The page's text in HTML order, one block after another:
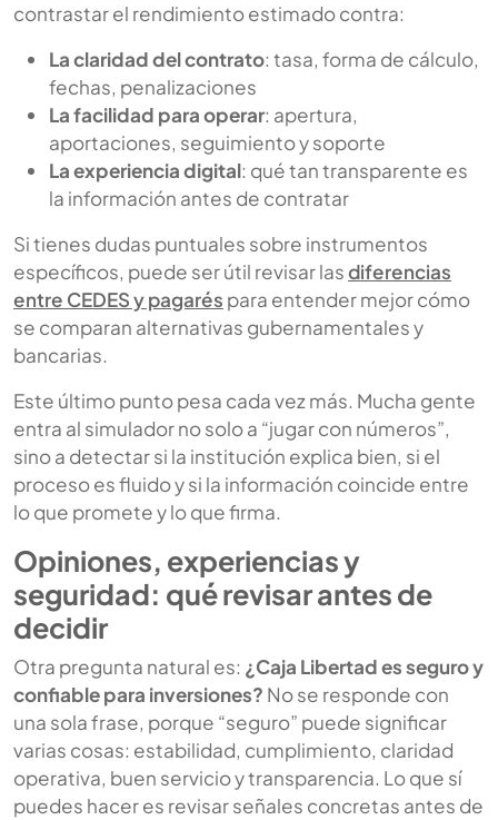
contrastar el rendimiento estimado contra:
La claridad del contrato: tasa, forma de cálculo,
fechas, penalizaciones
La facilidad para operar: apertura,
aportaciones, seguimiento y soporte
La experiencia digital: qué tan transparente es
la información antes de contratar
Si tienes dudas puntuales sobre instrumentos
específicos, puede ser útil revisar lasdiferencias
entre CEDES y pagarés para entender mejor cómo
se comparan alternativas gubernamentales y
bancarias.
Este último punto pesa cada vez más. Mucha gente
entra al simulador no solo a “jugar con números”,
sino a detectar si la institución explica bien, si el
proceso es fluido y si la información coincide entre
lo que promete y lo que firma.
Opiniones, experiencias y
seguridad: qué revisar antes de
decidir
Otra pregunta natural es: ¿Caja Libertad es seguro y
confiable para inversiones? No se responde con
una sola frase, porque “seguro” puede significar
varias cosas: estabilidad, cumplimiento, claridad
operativa, buen servicio y transparencia. Lo que sí
puedes hacer es revisar señales concretas antes de